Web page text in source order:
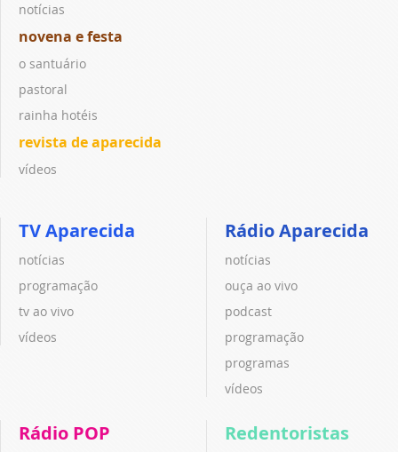
notícias
novena e festa
o santuário
pastoral
rainha hotéis
revista de aparecida
vídeos
TV Aparecida
notícias
programação
tv ao vivo
vídeos
Rádio Aparecida
notícias
ouça ao vivo
podcast
programação
programas
vídeos
Rádio POP Redentoristas